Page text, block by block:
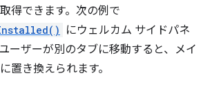
得できます。次の例で
にウェルカム サイドパネ
ーザーが別のタブに移動すると、メイ
置き換えられます。